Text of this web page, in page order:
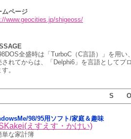
ムページ
www.geocities.jp/shigeoss/
全盛時は「TurboC（C言語）」を用
されてからは、「Delphi6」を言語としてプ
。
S
98/95用ソフト/家庭＆趣味
えすえす・かけい)
単な家計簿